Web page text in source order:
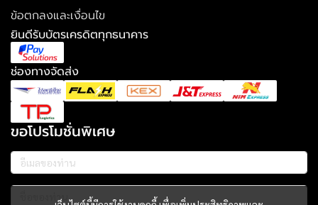
ข้อตกลงและเงื่อนไข
ยินดีรับบัตรเครดิตทุกธนาคาร
ช่องทางจัดส่ง
ขอโปรโมชั่นพิเศษ